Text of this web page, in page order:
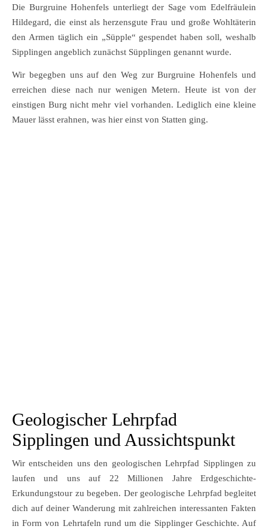
Die Burgruine Hohenfels unterliegt der Sage vom Edelfräulein
Hildegard, die einst als herzensgute Frau und große Wohltäterin
den Armen täglich ein „Süpple“ gespendet haben soll, weshalb
Sipplingen angeblich zunächst Süpplingen genannt wurde.
Wir begegben uns auf den Weg zur Burgruine Hohenfels und
erreichen diese nach nur wenigen Metern. Heute ist von der
einstigen Burg nicht mehr viel vorhanden. Lediglich eine kleine
Mauer lässt erahnen, was hier einst von Statten ging.
Geologischer Lehrpfad
Sipplingen und Aussichtspunkt
Wir entscheiden uns den geologischen Lehrpfad Sipplingen zu
laufen und uns auf 22 Millionen Jahre Erdgeschichte-
Erkundungstour zu begeben. Der geologische Lehrpfad begleitet
dich auf deiner Wanderung mit zahlreichen interessanten Fakten
in Form von Lehrtafeln rund um die Sipplinger Geschichte. Auf